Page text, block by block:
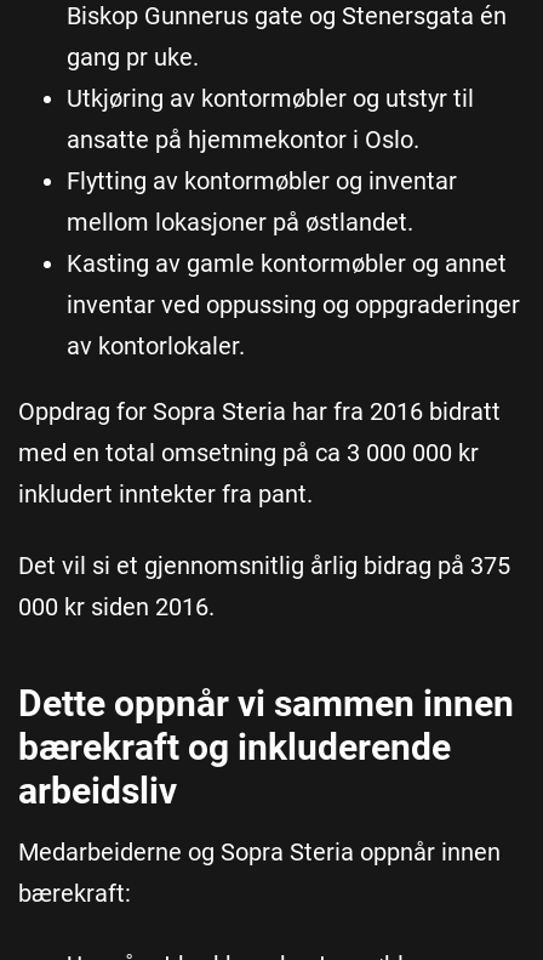
Biskop Gunnerus gate og Stenersgata én
gang pr uke.
Utkjøring av kontormøbler og utstyr til
ansatte på hjemmekontor i Oslo.
Flytting av kontormøbler og inventar
mellom lokasjoner på østlandet.
Kasting av gamle kontormøbler og annet
inventar ved oppussing og oppgraderinger
av kontorlokaler.
Oppdrag for Sopra Steria har fra 2016 bidratt
med en total omsetning på ca 3 000 000 kr
inkludert inntekter fra pant.
Det vil si et gjennomsnitlig årlig bidrag på 375
000 kr siden 2016.
Dette oppnår vi sammen innen
bærekraft og inkluderende
arbeidsliv
Medarbeiderne og Sopra Steria oppnår innen
bærekraft: